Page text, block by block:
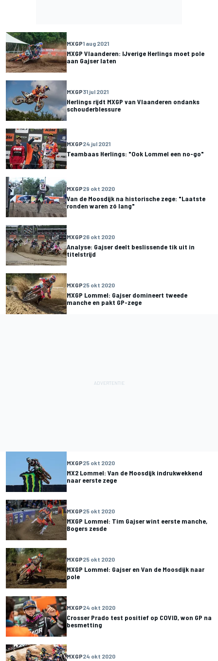
MXGP1 aug 2021
MXGP Vlaanderen: IJverige Herlings moet pole
aan Gajser laten
MXGP31 jul 2021
Herlings rijdt MXGP van Vlaanderen ondanks
schouderblessure
MXGP24 jul 2021
Teambaas Herlings: "Ook Lommel een no-go"
MXGP29 okt 2020
Van de Moosdijk na historische zege: "Laatste
ronden waren zó lang"
MXGP26 okt 2020
Analyse: Gajser deelt beslissende tik uit in
titelstrijd
MXGP25 okt 2020
MXGP Lommel: Gajser domineert tweede
manche en pakt GP-zege
MXGP25 okt 2020
MX2 Lommel: Van de Moosdijk indrukwekkend
naar eerste zege
MXGP25 okt 2020
MXGP Lommel: Tim Gajser wint eerste manche,
Bogers zesde
MXGP25 okt 2020
MXGP Lommel: Gajser en Van de Moosdijk naar
pole
MXGP24 okt 2020
Crosser Prado test positief op COVID, won GP na
besmetting
MXGP24 okt 2020